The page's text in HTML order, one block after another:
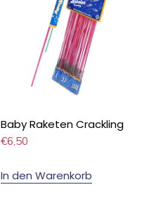
Baby Raketen Crackling
€6,50
In den Warenkorb